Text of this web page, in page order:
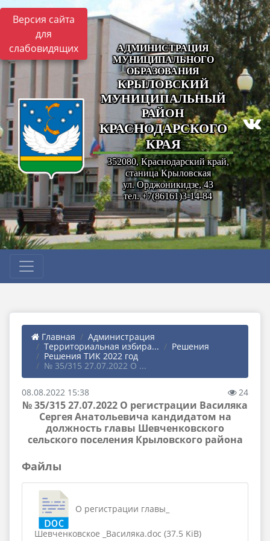
Версия сайта
для
слабовидящих
АДМИНИСТРАЦИЯ
МУНИЦИПАЛЬНОГО
ОБРАЗОВАНИЯ
КРЫЛОВСКИЙ
МУНИЦИПАЛЬНЫЙ
РАЙОН
КРАСНОДАРСКОГО
КРАЯ
352080, Краснодарский край,
станица Крыловская
ул. Орджоникидзе, 43
тел. +7(86161)3-14-84
Главная
Администрация
Территориальная избира...
Решения
Решения ТИК 2022 год
№ 35/315 27.07.2022 О ...
08.08.2022 15:38 24
№ 35/315 27.07.2022 О регистрации Василяка
Сергея Анатольевича кандидатом на
должность главы Шевченковского
сельского поселения Крыловского района
Файлы
О регистрации главы_
Шевченковское _Василяка.doc (37.5 KiB)